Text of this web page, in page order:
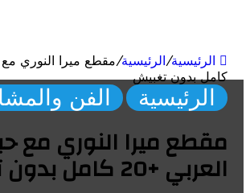
/الرئيسية/
بدون تغبيش
الفن والمشاهير
ميرا النوري مع حبيبها
كامل بدون تغبيش